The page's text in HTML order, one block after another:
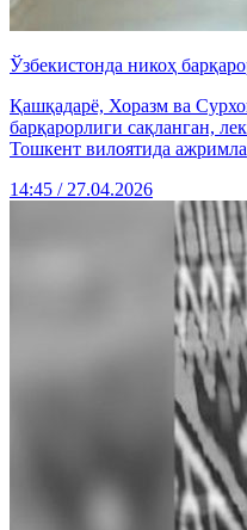
Ўзбекистонда никоҳ
Қашқадарё, Хоразм ва
барқарорлиги сақланган,
Тошкент вилоятида
14:45 / 27.04.2026